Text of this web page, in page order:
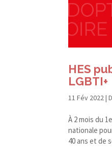
HES
LGBTI+
11 Fév 2022|
À 2 mois du
nationale
40 ans et de